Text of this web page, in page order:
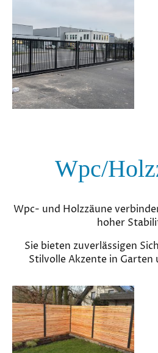
Wpc/
Wpc- und Holzzäune
hoher
Sie bieten zuverlässigen
Stilvolle Akzente in Garten